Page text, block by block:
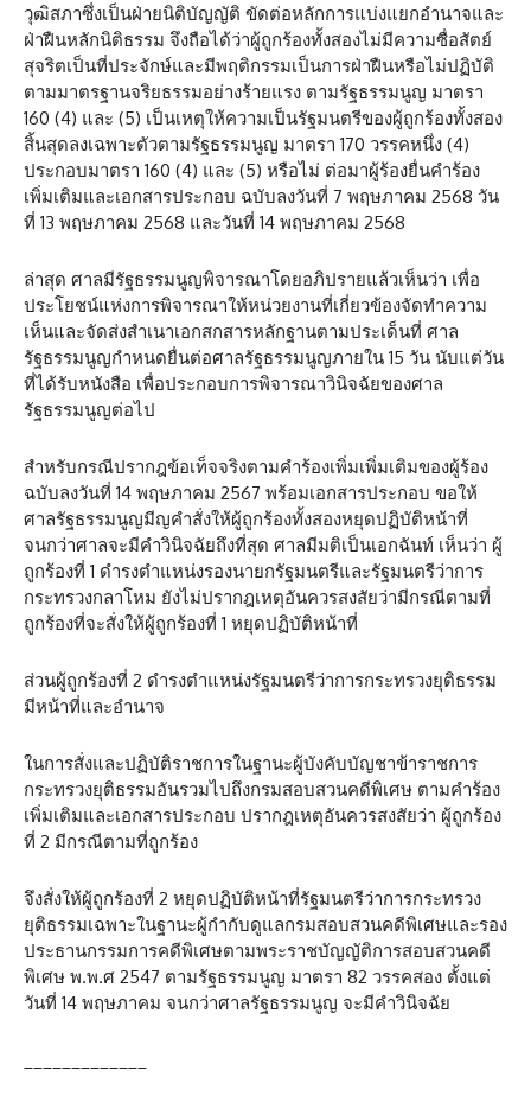
วุฒิสภาซึ่งเป็นฝ่ายนิติบัญญัติ ขัดต่อหลักการแบ่งแยกอำนาจและ
ฝ่าฝืนหลักนิติธรรม จึงถือได้ว่าผู้ถูกร้องทั้งสองไม่มีความซื่อสัตย์
สุจริตเป็นที่ประจักษ์และมีพฤติกรรมเป็นการฝ่าฝืนหรือไม่ปฏิบัติ
ตามมาตรฐานจริยธรรมอย่างร้ายแรง ตามรัฐธรรมนูญ มาตรา
160 (4) และ (5) เป็นเหตุให้ความเป็นรัฐมนตรีของผู้ถูกร้องทั้งสอง
สิ้นสุดลงเฉพาะตัวตามรัฐธรรมนูญ มาตรา 170 วรรคหนึ่ง (4)
ประกอบมาตรา 160 (4) และ (5) หรือไม่ ต่อมาผู้ร้องยื่นคำร้อง
เพิ่มเติมและเอกสารประกอบ ฉบับลงวันที่ 7 พฤษภาคม 2568 วัน
ที่ 13 พฤษภาคม 2568 และวันที่ 14 พฤษภาคม 2568
ล่าสุด ศาลมีรัฐธรรมนูญพิจารณาโดยอภิปรายแล้วเห็นว่า เพื่อ
ประโยชน์แห่งการพิจารณาให้หน่วยงานที่เกี่ยวข้องจัดทำความ
เห็นและจัดส่งสำเนาเอกสกสารหลักฐานตามประเด็นที่ ศาล
รัฐธรรมนูญกำหนดยื่นต่อศาลรัฐธรรมนูญภายใน 15 วัน นับแต่วัน
ที่ได้รับหนังสือ เพื่อประกอบการพิจารณาวินิจฉัยของศาล
รัฐธรรมนูญต่อไป
สำหรับกรณีปรากฎข้อเท็จจริงตามคำร้องเพิ่มเพิ่มเติมของผู้ร้อง
ฉบับลงวันที่ 14 พฤษภาคม 2567 พร้อมเอกสารประกอบ ขอให้
ศาลรัฐธรรมนูญมีญคำสั่งให้ผู้ถูกร้องทั้งสองหยุดปฏิบัติหน้าที่
จนกว่าศาลจะมีคำวินิจฉัยถึงที่สุด ศาลมีมติเป็นเอกฉันท์ เห็นว่า ผู้
ถูกร้องที่ 1 ดำรงตำแหน่งรองนายกรัฐมนตรีและรัฐมนตรีว่าการ
กระทรวงกลาโหม ยังไม่ปรากฎเหตุอันควรสงสัยว่ามีกรณีตามที่
ถูกร้องที่จะสั่งให้ผู้ถูกร้องที่ 1 หยุดปฏิบัติหน้าที่
ส่วนผู้ถูกร้องที่ 2 ดำรงตำแหน่งรัฐมนตรีว่าการกระทรวงยุติธรรม
มีหน้าที่และอำนาจ
ในการสั่งและปฏิบัติราชการในฐานะผู้บังคับบัญชาข้าราชการ
กระทรวงยุติธรรมอันรวมไปถึงกรมสอบสวนคดีพิเศษ ตามคำร้อง
เพิ่มเติมและเอกสารประกอบ ปรากฎเหตุอันควรสงสัยว่า ผู้ถูกร้อง
ที่ 2 มีกรณีตามที่ถูกร้อง
จึงสั่งให้ผู้ถูกร้องที่ 2 หยุดปฏิบัติหน้าที่รัฐมนตรีว่าการกระทรวง
ยุติธรรมเฉพาะในฐานะผู้กำกับดูแลกรมสอบสวนคดีพิเศษและรอง
ประธานกรรมการคดีพิเศษตามพระราชบัญญัติการสอบสวนคดี
พิเศษ พ.พ.ศ 2547 ตามรัฐธรรมนูญ มาตรา 82 วรรคสอง ตั้งแต่
วันที่ 14 พฤษภาคม จนกว่าศาลรัฐธรรมนูญ จะมีคำวินิจฉัย